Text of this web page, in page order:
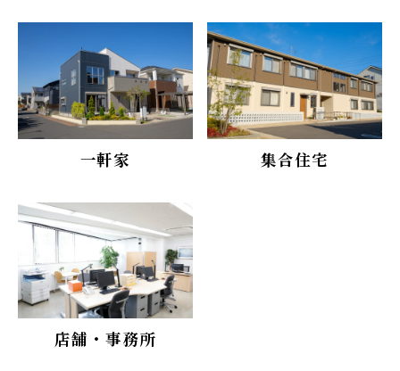
一軒家 集合住宅
店舗・事務所